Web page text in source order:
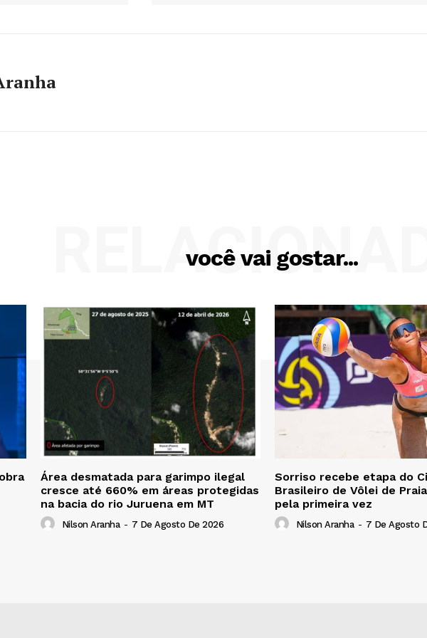
você vai gostar...
Área desmatada para garimpo ilegal
cresce até 660% em áreas protegidas
na bacia do rio Juruena em MT
Nilson Aranha - 7 De Agosto De 2026
Sorriso recebe etapa do
Brasileiro de Vôlei de
pela primeira vez
Nilson Aranha - 7 De Agosto